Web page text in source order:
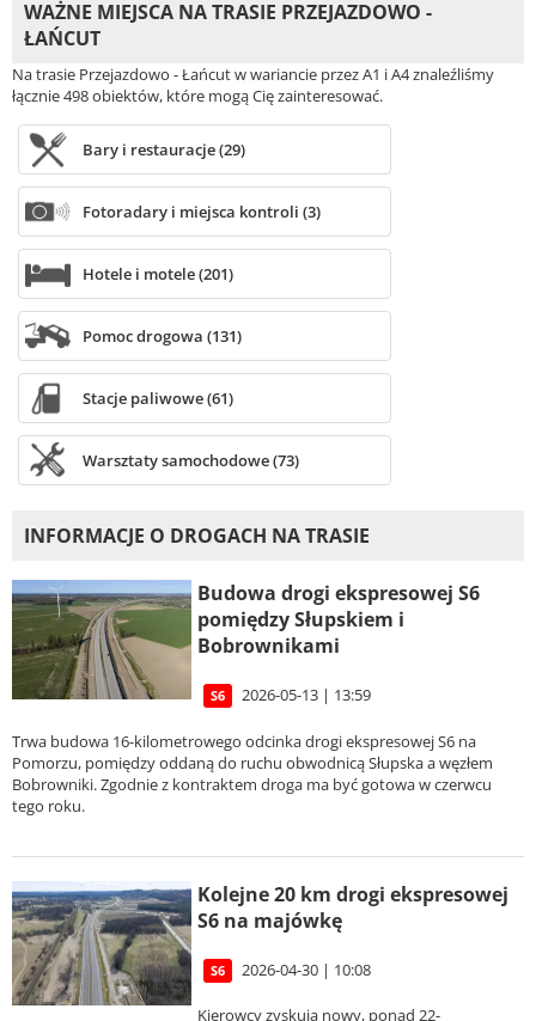
WAŻNE MIEJSCA NA TRASIE PRZEJAZDOWO -
ŁAŃCUT
Na trasie Przejazdowo - Łańcut w wariancie przez A1 i A4 znaleźliśmy
łącznie 498 obiektów, które mogą Cię zainteresować.
Bary i restauracje (29)
Fotoradary i miejsca kontroli (3)
Hotele i motele (201)
Pomoc drogowa (131)
Stacje paliwowe (61)
Warsztaty samochodowe (73)
INFORMACJE O DROGACH NA TRASIE
Budowa drogi ekspresowej S6
pomiędzy Słupskiem i
Bobrownikami
S6 2026-05-13 | 13:59
Trwa budowa 16-kilometrowego odcinka drogi ekspresowej S6 na
Pomorzu, pomiędzy oddaną do ruchu obwodnicą Słupska a węzłem
Bobrowniki. Zgodnie z kontraktem droga ma być gotowa w czerwcu
tego roku.
Kolejne 20 km drogi ekspresowej
S6 na majówkę
S6 2026-04-30 | 10:08
Kierowcy zyskują nowy, ponad 22-